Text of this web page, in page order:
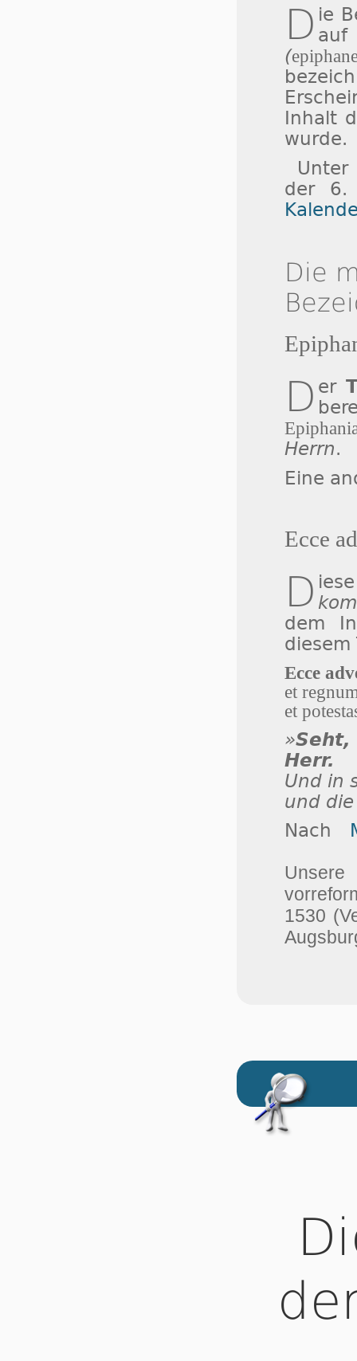
D ie
(
Inhalt
wurde.
der 6.
Die
D er
Herrn.
Eine
Ecce
D
dem
diesem
Ecce
et
et
»
Herr.
Und in
und
Nach
1530